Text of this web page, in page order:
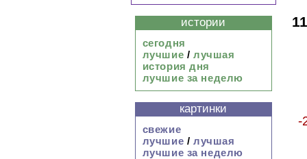
11
-
истории
сегодня
лучшие / лучшая
история дня
лучшие за неделю
картинки
свежие
лучшие / лучшая
лучшие за неделю